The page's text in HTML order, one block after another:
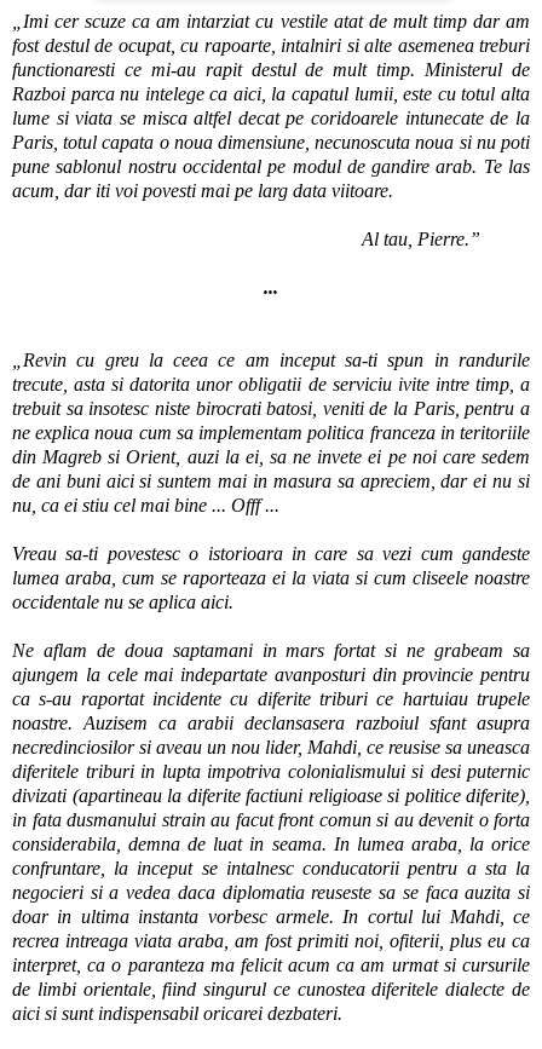
„Imi cer scuze ca am intarziat cu vestile atat de mult timp dar am
fost destul de ocupat, cu rapoarte, intalniri si alte asemenea treburi
functionaresti ce mi-au rapit destul de mult timp. Ministerul de
Razboi parca nu intelege ca aici, la capatul lumii, este cu totul alta
lume si viata se misca altfel decat pe coridoarele intunecate de la
Paris, totul capata o noua dimensiune, necunoscuta noua si nu poti
pune sablonul nostru occidental pe modul de gandire arab. Te las
acum, dar iti voi povesti mai pe larg data viitoare.
Al tau, Pierre.”
...
„Revin cu greu la ceea ce am inceput sa-ti spun in randurile
trecute, asta si datorita unor obligatii de serviciu ivite intre timp, a
trebuit sa insotesc niste birocrati batosi, veniti de la Paris, pentru a
ne explica noua cum sa implementam politica franceza in teritoriile
din Magreb si Orient, auzi la ei, sa ne invete ei pe noi care sedem
de ani buni aici si suntem mai in masura sa apreciem, dar ei nu si
nu, ca ei stiu cel mai bine ... Offf ...
Vreau sa-ti povestesc o istorioara in care sa vezi cum gandeste
lumea araba, cum se raporteaza ei la viata si cum cliseele noastre
occidentale nu se aplica aici.
Ne aflam de doua saptamani in mars fortat si ne grabeam sa
ajungem la cele mai indepartate avanposturi din provincie pentru
ca s-au raportat incidente cu diferite triburi ce hartuiau trupele
noastre. Auzisem ca arabii declansasera razboiul sfant asupra
necredinciosilor si aveau un nou lider, Mahdi, ce reusise sa uneasca
diferitele triburi in lupta impotriva colonialismului si desi puternic
divizati (apartineau la diferite factiuni religioase si politice diferite),
in fata dusmanului strain au facut front comun si au devenit o forta
considerabila, demna de luat in seama. In lumea araba, la orice
confruntare, la inceput se intalnesc conducatorii pentru a sta la
negocieri si a vedea daca diplomatia reuseste sa se faca auzita si
doar in ultima instanta vorbesc armele. In cortul lui Mahdi, ce
recrea intreaga viata araba, am fost primiti noi, ofiterii, plus eu ca
interpret, ca o paranteza ma felicit acum ca am urmat si cursurile
de limbi orientale, fiind singurul ce cunostea diferitele dialecte de
aici si sunt indispensabil oricarei dezbateri.